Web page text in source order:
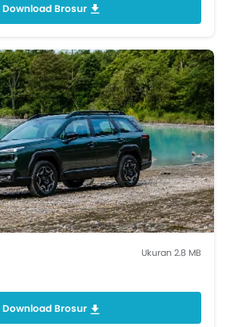
Download Brosur
Ukuran 2.8 MB
Download Brosur